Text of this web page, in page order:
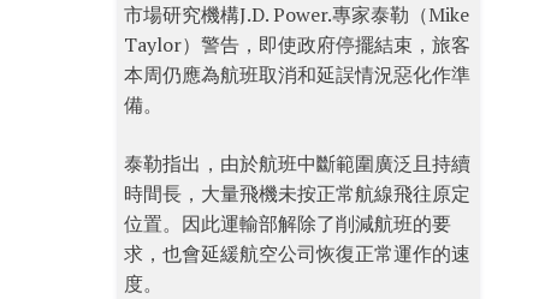
市場研究機構J.D. Power.專家泰勒（Mike
Taylor）警告，即使政府停擺結束，旅客
本周仍應為航班取消和延誤情況惡化作準
備。
泰勒指出，由於航班中斷範圍廣泛且持續
時間長，大量飛機未按正常航線飛往原定
位置。因此運輸部解除了削減航班的要
求，也會延緩航空公司恢復正常運作的速
度。